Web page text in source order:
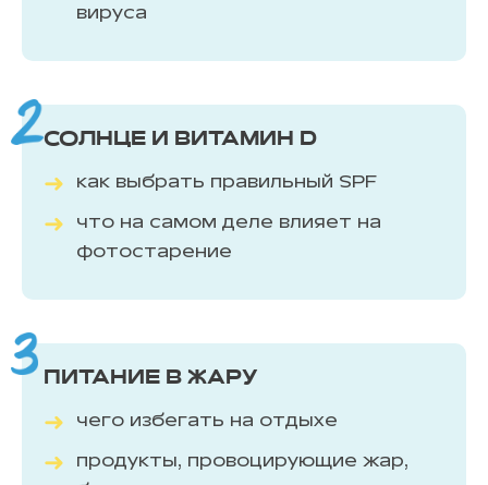
вируса
СОЛНЦЕ И ВИТАМИН D
как выбрать правильный SPF
что на самом деле влияет на
фотостарение
ПИТАНИЕ В ЖАРУ
чего избегать на отдыхе
продукты, провоцирующие жар,